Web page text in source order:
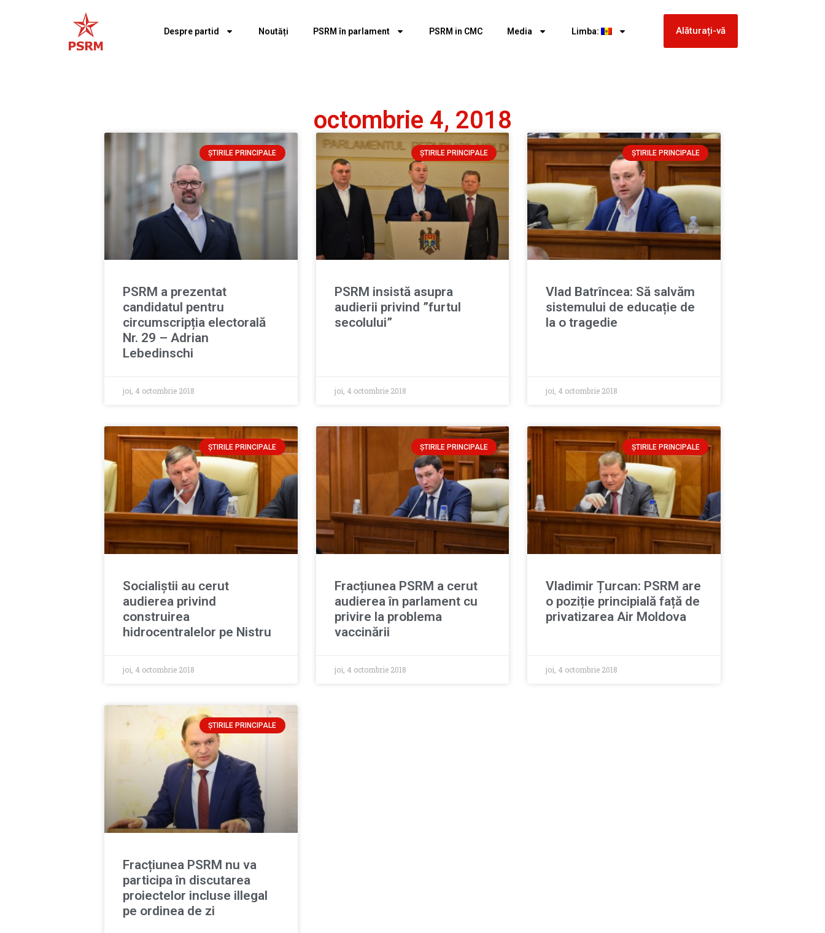
Despre partid Noutăți PSRM în parlament PSRM in CMC Media Limba: Alăturați-vă
octombrie 4, 2018
ȘTIRILE PRINCIPALE
PSRM a prezentat
candidatul pentru
circumscripția electorală
Nr. 29 – Adrian
Lebedinschi
joi, 4 octombrie 2018
ȘTIRILE PRINCIPALE
PSRM insistă asupra
audierii privind ”furtul
secolului”
joi, 4 octombrie 2018
ȘTIRILE PRINCIPALE
Vlad Batrîncea: Să salvăm
sistemului de educație de
la o tragedie
joi, 4 octombrie 2018
ȘTIRILE PRINCIPALE
Socialiștii au cerut
audierea privind
construirea
hidrocentralelor pe Nistru
joi, 4 octombrie 2018
ȘTIRILE PRINCIPALE
Fracțiunea PSRM a cerut
audierea în parlament cu
privire la problema
vaccinării
joi, 4 octombrie 2018
ȘTIRILE PRINCIPALE
Vladimir Țurcan: PSRM are
o poziție principială față de
privatizarea Air Moldova
joi, 4 octombrie 2018
ȘTIRILE PRINCIPALE
Fracțiunea PSRM nu va
participa în discutarea
proiectelor incluse illegal
pe ordinea de zi